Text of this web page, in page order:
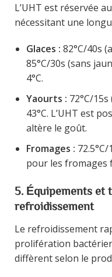
L’UHT est réservée
nécessitant une
Glaces : 82°C/40s
85°C/30s (sans
4°C.
Yaourts : 72°C/
43°C. L’UHT est
altère le goût.
Fromages :
pour les fromages
5. Équipements et
refroidissement
Le refroidissement
prolifération
diffèrent selon le